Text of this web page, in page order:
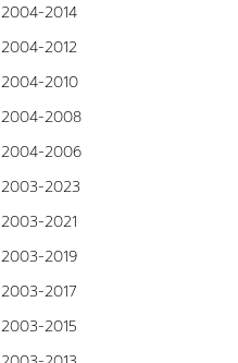
2004-2014
2004-2012
2004-2010
2004-2008
2004-2006
2003-2023
2003-2021
2003-2019
2003-2017
2003-2015